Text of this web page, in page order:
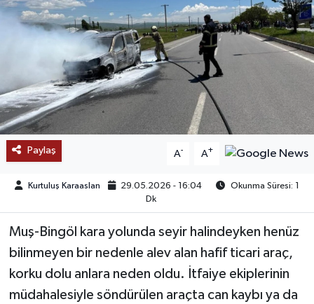
Paylaş A- A+
Kurtuluş Karaaslan 29.05.2026 - 16:04
Okunma Süresi: 1
Dk
Muş-Bingöl kara yolunda seyir halindeyken henüz
bilinmeyen bir nedenle alev alan hafif ticari araç,
korku dolu anlara neden oldu. İtfaiye ekiplerinin
müdahalesiyle söndürülen araçta can kaybı ya da
MAGAZİN
SAĞLIK
EĞİTİM
BÖLGE
KEŞFET
POPÜLER
TREND
MEDYA
Haber Arşivi